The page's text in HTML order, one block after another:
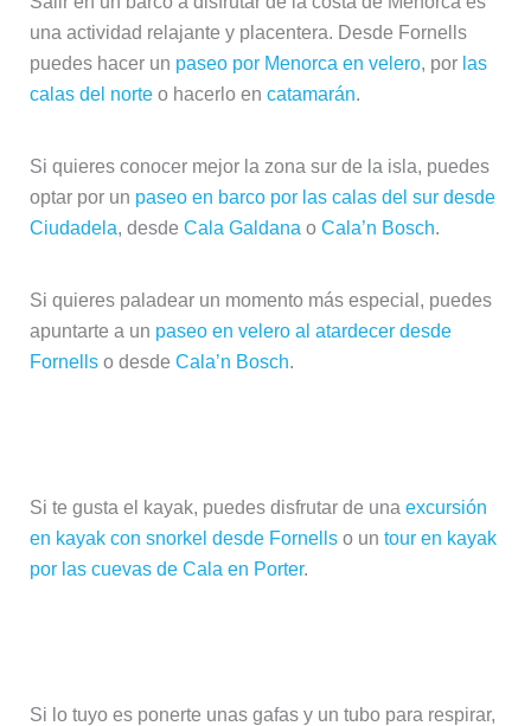
una actividad relajante y placentera. Desde Fornells
puedes hacer un paseo por Menorca en velero, por las
calas del norteo hacerlo en catamarán.
Si quieres conocer mejor la zona sur de la isla, puedes
optar por un paseo en barco por las calas del sur desde
Ciudadela, desde Cala Galdana o Cala’n Bosch.
Si quieres paladear un momento más especial, puedes
apuntarte a un paseo en velero al atardecer desde
Fornellso desde Cala’n Bosch.
Si te gusta el kayak, puedes disfrutar de una excursión
en kayak con snorkel desde Fornellso un tour en kayak
por las cuevas de Cala en Porter.
Si lo tuyo es ponerte unas gafas y un tubo para respirar,